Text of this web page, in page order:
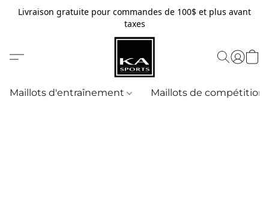
Livraison gratuite pour commandes de 100$ et plus avant
taxes
Maillots d'entraînement Maillots de compétition